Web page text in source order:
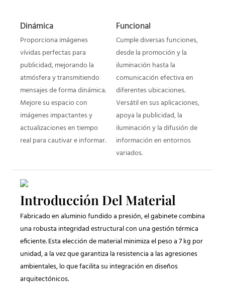
Dinámica
Proporciona imágenes
vívidas perfectas para
publicidad, mejorando la
atmósfera y transmitiendo
mensajes de forma dinámica.
Mejore su espacio con
imágenes impactantes y
actualizaciones en tiempo
real para cautivar e informar.
Funcional
Cumple diversas funciones,
desde la promoción y la
iluminación hasta la
comunicación efectiva en
diferentes ubicaciones.
Versátil en sus aplicaciones,
apoya la publicidad, la
iluminación y la difusión de
información en entornos
variados.
Introducción Del Material
Fabricado en aluminio fundido a presión, el gabinete combina
una robusta integridad estructural con una gestión térmica
eficiente. Esta elección de material minimiza el peso a 7 kg por
unidad, a la vez que garantiza la resistencia a las agresiones
ambientales, lo que facilita su integración en diseños
arquitectónicos.